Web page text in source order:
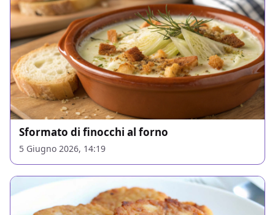
Sformato di finocchi al forno
5 Giugno 2026, 14:19